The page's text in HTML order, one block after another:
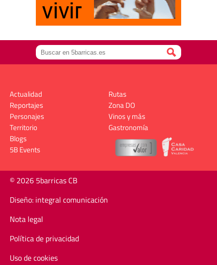
Actualidad
Reportajes
Personajes
Territorio
Rutas
Zona DO
Vinos y más
Gastronomía
Blogs
5B Events
© 2026 5barricas CB
Diseño: integral comunicación
Nota legal
Política de privacidad
Uso de cookies